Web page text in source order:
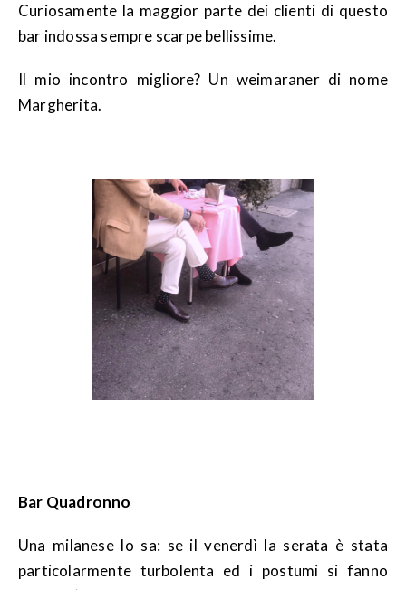
Curiosamente la maggior parte dei clienti di questo
bar indossa sempre scarpe bellissime.
Il mio incontro migliore? Un weimaraner di nome
Margherita.
Bar Quadronno
Una milanese lo sa: se il venerdì la serata è stata
particolarmente turbolenta ed i postumi si fanno